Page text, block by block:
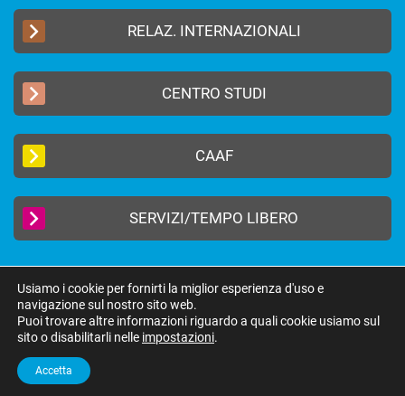
RELAZ. INTERNAZIONALI
CENTRO STUDI
CAAF
SERVIZI/TEMPO LIBERO
2019 © FEDERAZIONE AUTONOMA BANCARI ITALIANI –Privacy Policy|
Cookie Policy
8552275
Usiamo i cookie per fornirti la miglior esperienza d'uso e
navigazione sul nostro sito web.
Puoi trovare altre informazioni riguardo a quali cookie usiamo sul
sito o disabilitarli nelle impostazioni.
Accetta